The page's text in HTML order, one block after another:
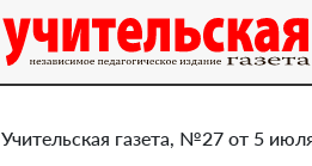
Учительская газета, №27 от 5